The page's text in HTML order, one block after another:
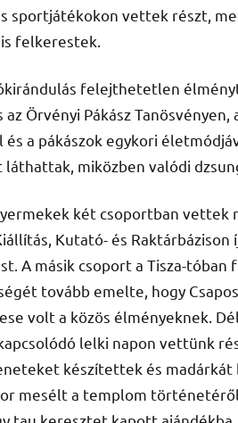
sportjátékokon vettek részt,
felkerestek.
felejthetetlen
az Örvényi Pákász
és a pákászok egykori
láthattak, miközben valódi
két csoportban vettek
Kutató- és
A másik csoport a Tisza-
tovább emelte, hogy
volt a közös élményeknek.
lelki napon vettünk
készítettek és
mesélt a templom